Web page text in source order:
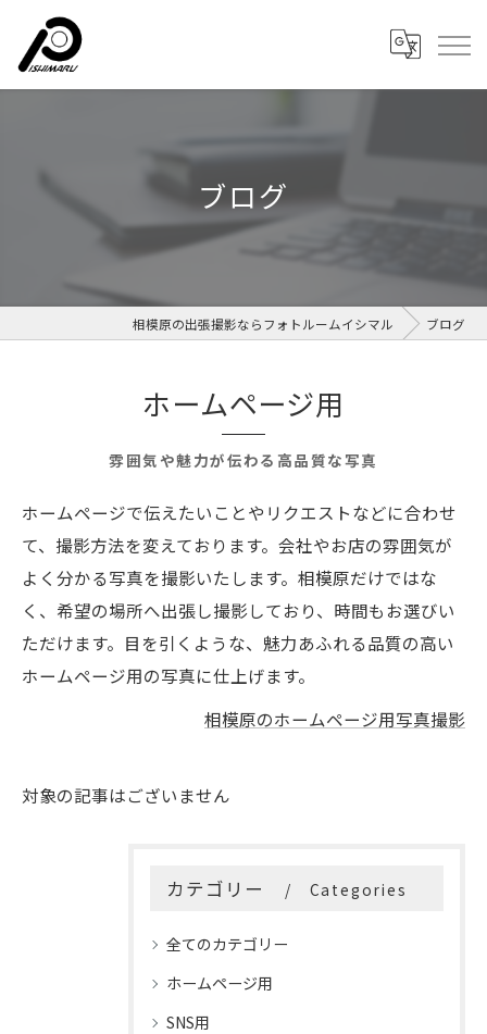
ブログ
相模原の出張撮影ならフォトルームイシマル ブログ
ホームページ用
雰囲気や魅力が伝わる高品質な写真
ホームページで伝えたいことやリクエストなどに合わせ
て、撮影方法を変えております。会社やお店の雰囲気が
よく分かる写真を撮影いたします。相模原だけではな
く、希望の場所へ出張し撮影しており、時間もお選びい
ただけます。目を引くような、魅力あふれる品質の高い
ホームページ用の写真に仕上げます。
相模原のホームページ用写真撮影
対象の記事はございません
カテゴリー Categories
全てのカテゴリー
ホームページ用
SNS用